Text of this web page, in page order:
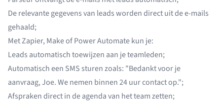
De relevante gegevens van leads worden direct uit de e-mails
gehaald;
Met Zapier, Make of Power Automate kun je:
Leads automatisch toewijzen aan je teamleden;
Automatisch een SMS sturen zoals: "Bedankt voor je
aanvraag, Joe. We nemen binnen 24 uur contact op.";
Afspraken direct in de agenda van het team zetten;